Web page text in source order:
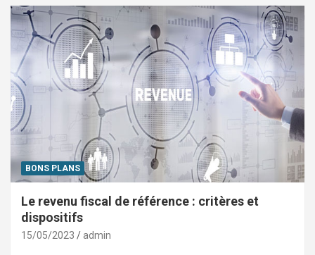
BONS PLANS
Le revenu fiscal de référence : critères et
dispositifs
15/05/2023 admin